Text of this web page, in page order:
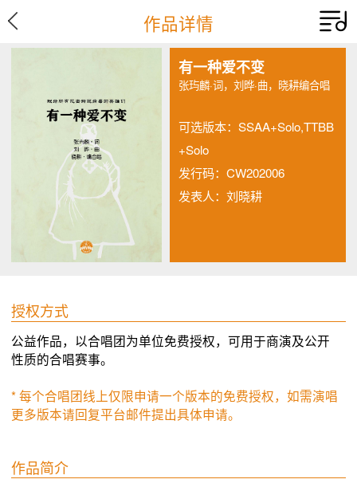
作品详情
有一种爱不变
张玙麟·词，刘晔·曲，晓耕编合唱
可选版本：SSAA+Solo,TTBB
+Solo
发行码：CW202006
发表人：刘晓耕
授权方式
公益作品，以合唱团为单位免费授权，可用于商演及公开
性质的合唱赛事。
* 每个合唱团线上仅限申请一个版本的免费授权，如需演唱
更多版本请回复平台邮件提出具体申请。
作品简介